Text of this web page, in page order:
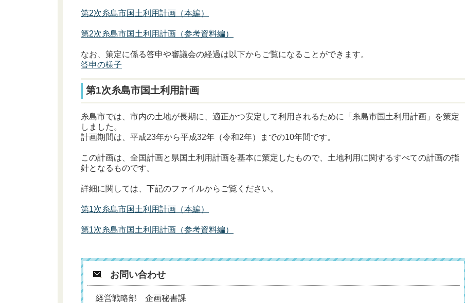
第2次糸島市国土利用計画（本編）
第2次糸島市国土利用計画（参考資料編）
なお、策定に係る答申や審議会の経過は以下からご覧になることができます。
答申の様子
第1次糸島市国土利用計画
糸島市では、市内の土地が長期に、適正かつ安定して利用されるために「糸島市国土利用計画」を策定
しました。
計画期間は、平成23年から平成32年（令和2年）までの10年間です。
この計画は、全国計画と県国土利用計画を基本に策定したもので、土地利用に関するすべての計画の指
針となるものです。
詳細に関しては、下記のファイルからご覧ください。
第1次糸島市国土利用計画（本編）
第1次糸島市国土利用計画（参考資料編）
お問い合わせ
経営戦略部 企画秘書課